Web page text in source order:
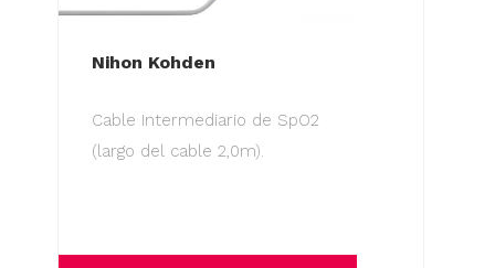
Nihon Kohden
Cable Intermediario de SpO2
(largo del cable 2,0m).